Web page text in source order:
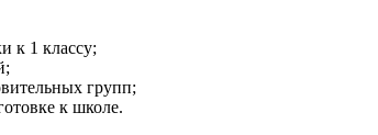
к 1 классу;
групп;
к школе.